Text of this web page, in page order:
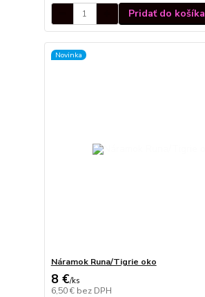
Pridať do košíka
Novinka
Náramok Runa/Tigrie oko
8 €/ks
6,50 € bez DPH